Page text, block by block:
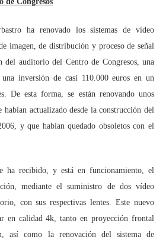
ha renovado los sistemas de vídeo
imagen, de distribución y proceso de señal
auditorio del Centro de Congresos, una
una inversión de casi 110.000 euros en un
De esta forma, se están renovando unos
habían actualizado desde la construcción del
y que habían quedado obsoletos con el
ha recibido, y está en funcionamiento, el
mediante el suministro de dos vídeo
con sus respectivas lentes. Este nuevo
en calidad 4k, tanto en proyección frontal
así como la renovación del sistema de